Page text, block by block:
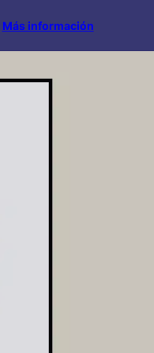
Más información